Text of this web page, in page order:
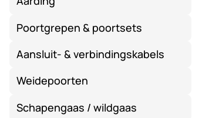
Poortgrepen & poortsets
Aansluit- & verbindingskabels
Weidepoorten
Schapengaas / wildgaas